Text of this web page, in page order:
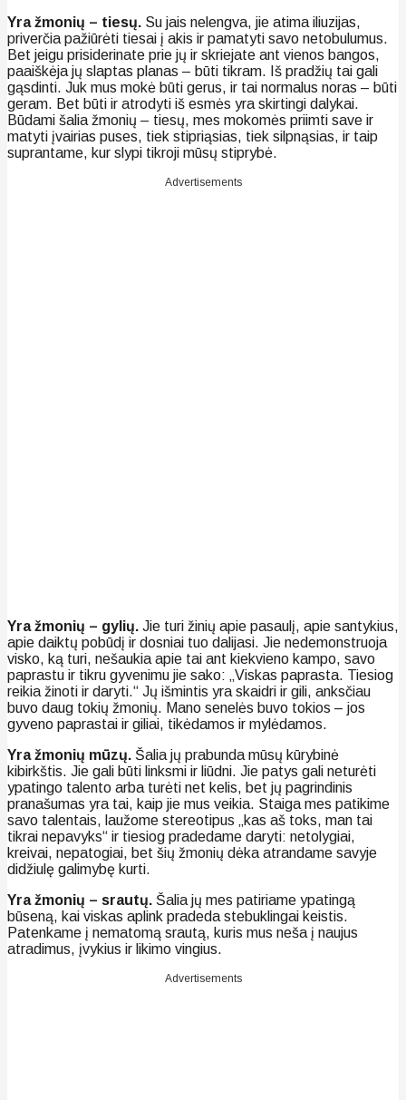
Yra žmonių – tiesų. Su jais nelengva, jie atima iliuzijas,
priverčia pažiūrėti tiesai į akis ir pamatyti savo netobulumus.
Bet jeigu prisiderinate prie jų ir skriejate ant vienos bangos,
paaiškėja jų slaptas planas – būti tikram. Iš pradžių tai gali
gąsdinti. Juk mus mokė būti gerus, ir tai normalus noras – būti
geram. Bet būti ir atrodyti iš esmės yra skirtingi dalykai.
Būdami šalia žmonių – tiesų, mes mokomės priimti save ir
matyti įvairias puses, tiek stipriąsias, tiek silpnąsias, ir taip
suprantame, kur slypi tikroji mūsų stiprybė.
Advertisements
Yra žmonių – gylių. Jie turi žinių apie pasaulį, apie santykius,
apie daiktų pobūdį ir dosniai tuo dalijasi. Jie nedemonstruoja
visko, ką turi, nešaukia apie tai ant kiekvieno kampo, savo
paprastu ir tikru gyvenimu jie sako: „Viskas paprasta. Tiesiog
reikia žinoti ir daryti.“ Jų išmintis yra skaidri ir gili, anksčiau
buvo daug tokių žmonių. Mano senelės buvo tokios – jos
gyveno paprastai ir giliai, tikėdamos ir mylėdamos.
Yra žmonių mūzų. Šalia jų prabunda mūsų kūrybinė
kibirkštis. Jie gali būti linksmi ir liūdni. Jie patys gali neturėti
ypatingo talento arba turėti net kelis, bet jų pagrindinis
pranašumas yra tai, kaip jie mus veikia. Staiga mes patikime
savo talentais, laužome stereotipus „kas aš toks, man tai
tikrai nepavyks“ ir tiesiog pradedame daryti: netolygiai,
kreivai, nepatogiai, bet šių žmonių dėka atrandame savyje
didžiulę galimybę kurti.
Yra žmonių – srautų. Šalia jų mes patiriame ypatingą
būseną, kai viskas aplink pradeda stebuklingai keistis.
Patenkame į nematomą srautą, kuris mus neša į naujus
atradimus, įvykius ir likimo vingius.
Advertisements